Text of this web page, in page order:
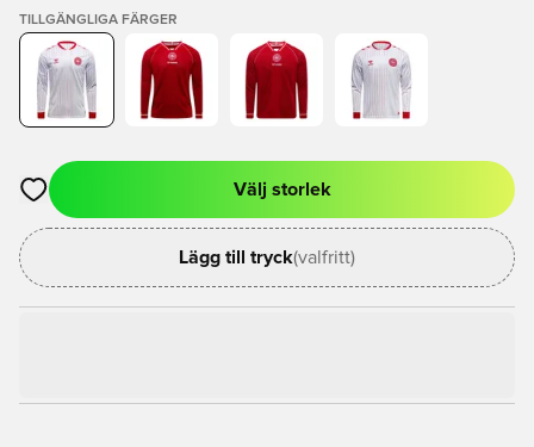
TILLGÄNGLIGA FÄRGER
Öppnar en Modal för att logga in eller registrera dig som
Välj storlek
Lägg till tryck(valfritt)